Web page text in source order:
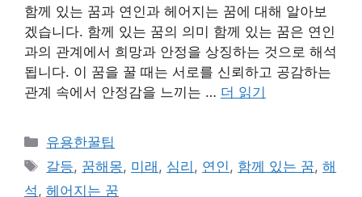
함께 있는 꿈과 연인과 헤어지는 꿈에 대해 알아보
겠습니다. 함께 있는 꿈의 의미 함께 있는 꿈은 연인
과의 관계에서 희망과 안정을 상징하는 것으로 해석
됩니다. 이 꿈을 꿀 때는 서로를 신뢰하고 공감하는
관계 속에서 안정감을 느끼는 … 더 읽기
카
테
유용한꿀팁
태
그
갈등, 꿈해몽, 미래 , 심리 , 연인 , 함께 있는 꿈,해
석 , 헤어지는 꿈